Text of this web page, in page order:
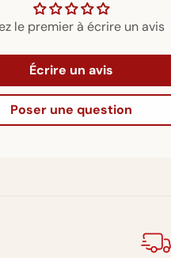
le premier à écrire un avis
Écrire un avis
Poser une question